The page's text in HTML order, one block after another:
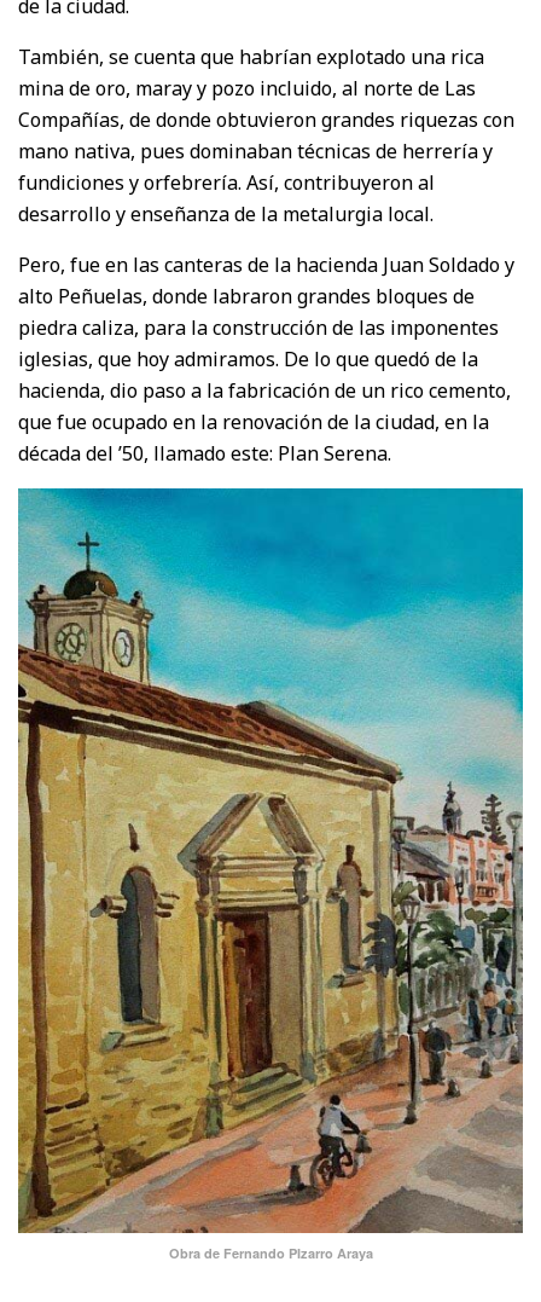
de la ciudad.
También, se cuenta que habrían explotado una rica
mina de oro, maray y pozo incluido, al norte de Las
Compañías, de donde obtuvieron grandes riquezas con
mano nativa, pues dominaban técnicas de herrería y
fundiciones y orfebrería. Así, contribuyeron al
desarrollo y enseñanza de la metalurgia local.
Pero, fue en las canteras de la hacienda Juan Soldado y
alto Peñuelas, donde labraron grandes bloques de
piedra caliza, para la construcción de las imponentes
iglesias, que hoy admiramos. De lo que quedó de la
hacienda, dio paso a la fabricación de un rico cemento,
que fue ocupado en la renovación de la ciudad, en la
década del ’50, llamado este: Plan Serena.
Obra de Fernando PIzarro Araya